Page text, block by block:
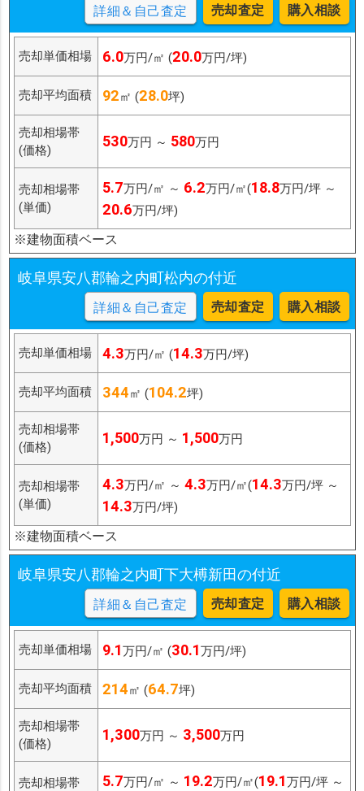
詳細＆自己査定 売却査定 購入相談
売却単価相場 6.0万円/㎡ (20.0万円/坪)
売却平均面積 92㎡ (28.0坪)
売却相場帯
(価格)
530万円 ～ 580万円
売却相場帯
(単価)
5.7万円/㎡ ～ 6.2万円/㎡(18.8万円/坪 ～
20.6万円/坪)
※建物面積ベース
岐阜県安八郡輪之内町松内の付近
詳細＆自己査定 売却査定 購入相談
売却単価相場 4.3万円/㎡ (14.3万円/坪)
売却平均面積 344㎡ (104.2坪)
売却相場帯
(価格)
1,500万円 ～ 1,500万円
売却相場帯
(単価)
4.3万円/㎡ ～ 4.3万円/㎡(14.3万円/坪 ～
14.3万円/坪)
※建物面積ベース
岐阜県安八郡輪之内町下大榑新田の付近
詳細＆自己査定 売却査定 購入相談
売却単価相場 9.1万円/㎡ (30.1万円/坪)
売却平均面積 214㎡ (64.7坪)
売却相場帯
(価格)
1,300万円 ～ 3,500万円
売却相場帯
5.7万円/㎡ ～ 19.2万円/㎡(19.1万円/坪 ～